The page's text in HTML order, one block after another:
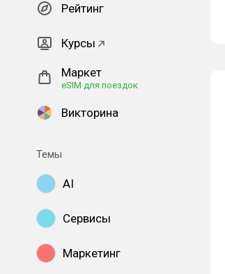
Рейтинг
Курсы
Маркет
eSIM для поездок
Викторина
Темы
AI
Сервисы
Маркетинг